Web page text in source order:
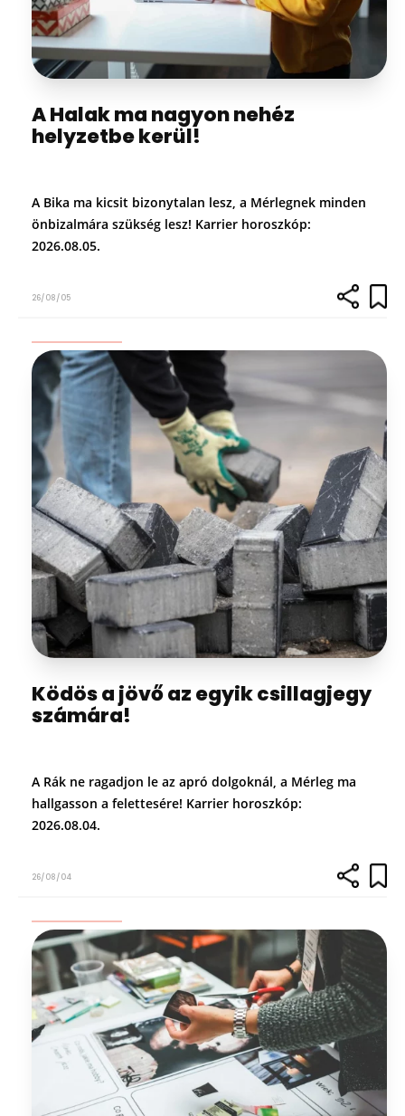
A Halak ma nagyon nehéz
helyzetbe kerül!
A Bika ma kicsit bizonytalan lesz, a Mérlegnek minden
önbizalmára szükség lesz! Karrier horoszkóp:
2026.08.05.
26/08/05
Ködös a jövő az egyik csillagjegy
számára!
A Rák ne ragadjon le az apró dolgoknál, a Mérleg ma
hallgasson a felettesére! Karrier horoszkóp:
2026.08.04.
26/08/04